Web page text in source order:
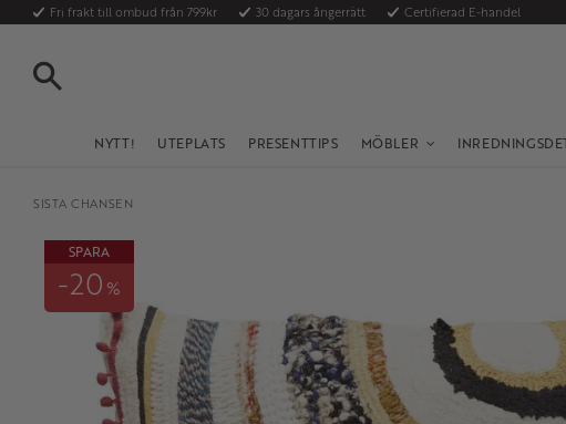
Fri frakt till ombud från 799kr 30 dagars ångerrätt Certifierad E-handel
NYTT! UTEPLATS PRESENTTIPS MÖBLER
SISTA CHANSEN
SPARA
20 %